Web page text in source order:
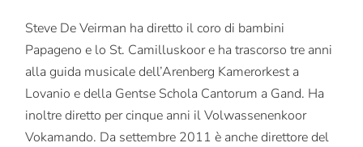
Steve De Veirman ha diretto il coro di bambini
Papageno e lo St. Camilluskoor e ha trascorso tre anni
alla guida musicale dell’Arenberg Kamerorkest a
Lovanio e della Gentse Schola Cantorum a Gand. Ha
inoltre diretto per cinque anni il Volwassenenkoor
Vokamando. Da settembre 2011 è anche direttore del